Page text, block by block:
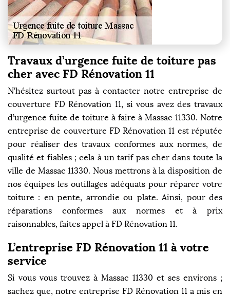
Travaux d’urgence fuite de toiture pas
cher avec FD Rénovation 11
N’hésitez surtout pas à contacter notre entreprise de
couverture FD Rénovation 11, si vous avez des travaux
d’urgence fuite de toiture à faire à Massac 11330. Notre
entreprise de couverture FD Rénovation 11 est réputée
pour réaliser des travaux conformes aux normes, de
qualité et fiables ; cela à un tarif pas cher dans toute la
ville de Massac 11330. Nous mettrons à la disposition de
nos équipes les outillages adéquats pour réparer votre
toiture : en pente, arrondie ou plate. Ainsi, pour des
réparations conformes aux normes et à prix
raisonnables, faites appel à FD Rénovation 11.
L’entreprise FD Rénovation 11 à votre
service
Si vous vous trouvez à Massac 11330 et ses environs ;
sachez que, notre entreprise FD Rénovation 11 a mis en